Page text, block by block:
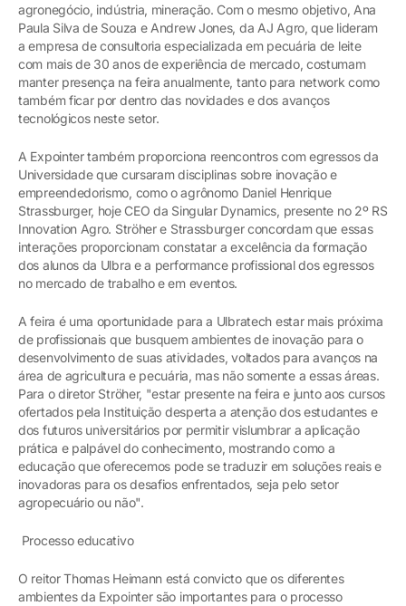
agronegócio, indústria, mineração. Com o mesmo objetivo, Ana
Paula Silva de Souza e Andrew Jones, da AJ Agro, que lideram
a empresa de consultoria especializada em pecuária de leite
com mais de 30 anos de experiência de mercado, costumam
manter presença na feira anualmente, tanto para network como
também ficar por dentro das novidades e dos avanços
tecnológicos neste setor.
A Expointer também proporciona reencontros com egressos da
Universidade que cursaram disciplinas sobre inovação e
empreendedorismo, como o agrônomo Daniel Henrique
Strassburger, hoje CEO da Singular Dynamics, presente no 2º RS
Innovation Agro. Ströher e Strassburger concordam que essas
interações proporcionam constatar a excelência da formação
dos alunos da Ulbra e a performance profissional dos egressos
no mercado de trabalho e em eventos.
A feira é uma oportunidade para a Ulbratech estar mais próxima
de profissionais que busquem ambientes de inovação para o
desenvolvimento de suas atividades, voltados para avanços na
área de agricultura e pecuária, mas não somente a essas áreas.
Para o diretor Ströher, "estar presente na feira e junto aos cursos
ofertados pela Instituição desperta a atenção dos estudantes e
dos futuros universitários por permitir vislumbrar a aplicação
prática e palpável do conhecimento, mostrando como a
educação que oferecemos pode se traduzir em soluções reais e
inovadoras para os desafios enfrentados, seja pelo setor
agropecuário ou não".
Processo educativo
O reitor Thomas Heimann está convicto que os diferentes
ambientes da Expointer são importantes para o processo